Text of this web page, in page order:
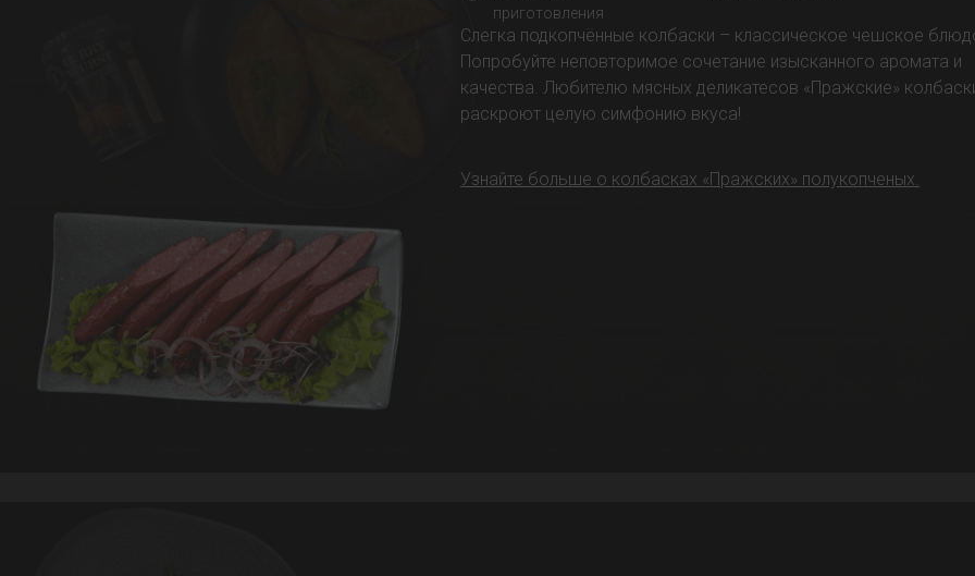
приготовления
Слегка подкопчённые колбаски – классическое чешское
Попробуйте неповторимое сочетание изысканного аромата и
качества. Любителю мясных деликатесов «Пражские»
раскроют целую симфонию вкуса!
Узнайте больше о колбасках «Пражских» полукопченых.